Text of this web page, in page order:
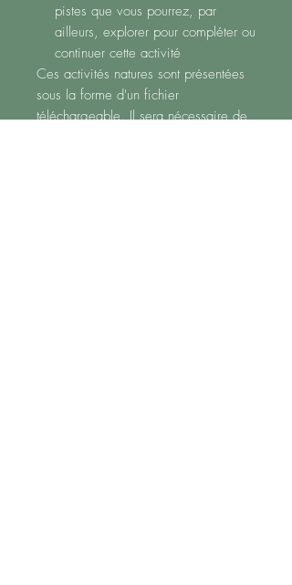
pistes que vous pourrez, par
ailleurs, explorer pour compléter ou
continuer cette activité
Ces activités natures sont présentées
sous la forme d'un fichier
téléchargeable. Il sera nécessaire de